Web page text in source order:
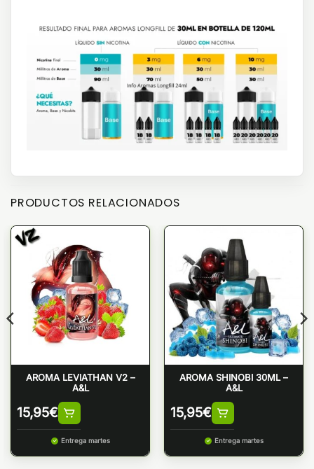
PRODUCTOS RELACIONADOS
AROMA LEVIATHAN V2 –
A&L
15,95€
Entrega martes
AROMA SHINOBI 30ML –
A&L
15,95€
Entrega martes